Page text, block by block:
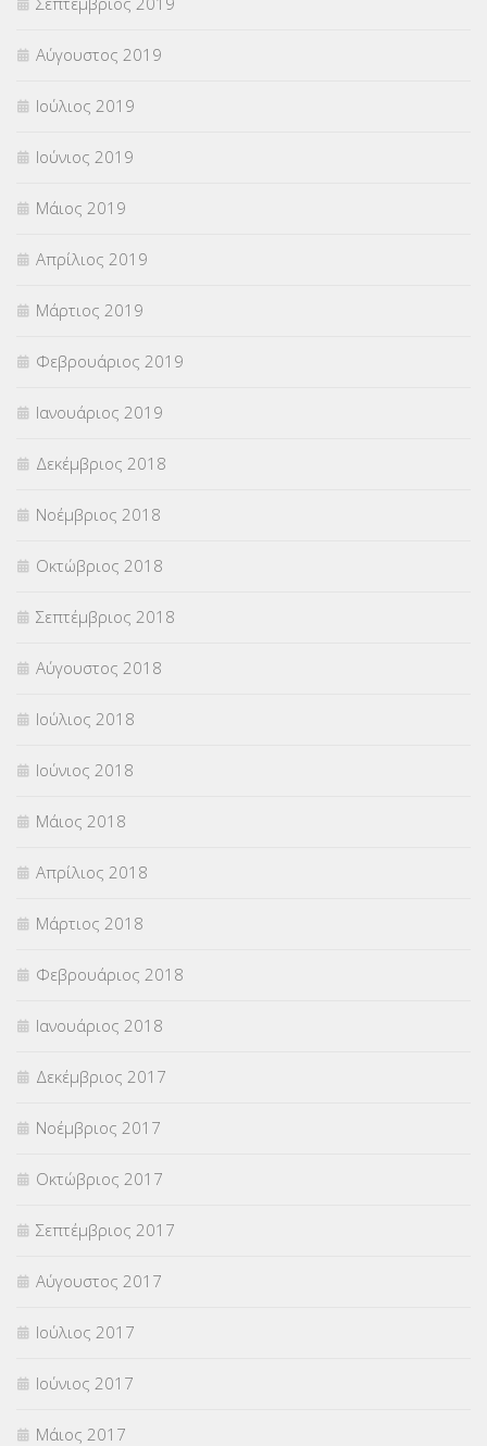
Αύγουστος 2019
Ιούλιος 2019
Ιούνιος 2019
Μάιος 2019
Απρίλιος 2019
Μάρτιος 2019
Φεβρουάριος 2019
Ιανουάριος 2019
Δεκέμβριος 2018
Νοέμβριος 2018
Οκτώβριος 2018
Σεπτέμβριος 2018
Αύγουστος 2018
Ιούλιος 2018
Ιούνιος 2018
Μάιος 2018
Απρίλιος 2018
Μάρτιος 2018
Φεβρουάριος 2018
Ιανουάριος 2018
Δεκέμβριος 2017
Νοέμβριος 2017
Οκτώβριος 2017
Σεπτέμβριος 2017
Αύγουστος 2017
Ιούλιος 2017
Ιούνιος 2017
Μάιος 2017